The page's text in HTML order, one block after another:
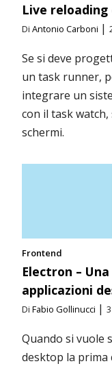
Live reloading
Di Antonio Carboni |
Se si deve
un task runner,
integrare un
con il task
schermi.
Frontend
Electron –
applicazioni
Di Fabio Gollinucci |
Quando si vuole
desktop la prima